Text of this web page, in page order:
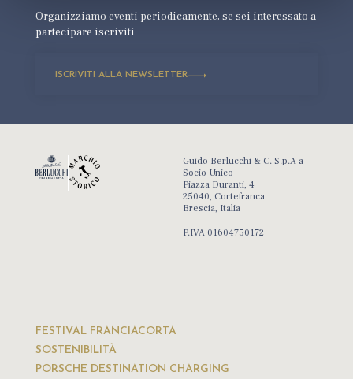
Organizziamo eventi periodicamente,se sei interessato a
partecipare iscriviti
ISCRIVITI ALLA NEWSLETTER
Guido Berlucchi & C. S.p.A a
Socio Unico
Piazza Duranti, 4
25040, Cortefranca
Brescia, Italia
P.IVA 01604750172
FESTIVAL FRANCIACORTA
SOSTENIBILITÀ
PORSCHE DESTINATION CHARGING